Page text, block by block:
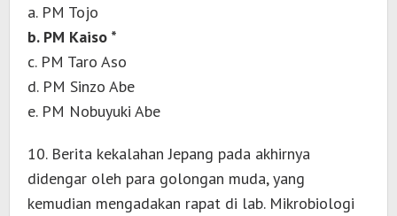
a. PM Tojo
b. PM Kaiso *
c. PM Taro Aso
d. PM Sinzo Abe
e. PM Nobuyuki Abe
10. Berita kekalahan Jepang pada akhirnya
didengar oleh para golongan muda, yang
kemudian mengadakan rapat di lab. Mikrobiologi